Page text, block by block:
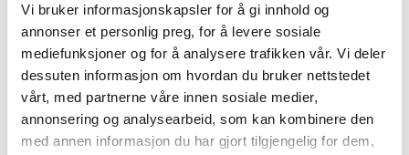
Vi bruker informasjonskapsler for å gi innhold og
annonser et personlig preg, for å levere sosiale
mediefunksjoner og for å analysere trafikken vår. Vi deler
dessuten informasjon om hvordan du bruker nettstedet
vårt, med partnerne våre innen sosiale medier,
annonsering og analysearbeid, som kan kombinere den
med annen informasjon du har gjort tilgjengelig for dem,
Om verkskatalogen
I verkskatalogen kan du søke i hele Edvard Munchs
kunstnerskap. Verkskatalogen utbedres jevnlig i
samsvar med den nyeste forskningen. Vi tar